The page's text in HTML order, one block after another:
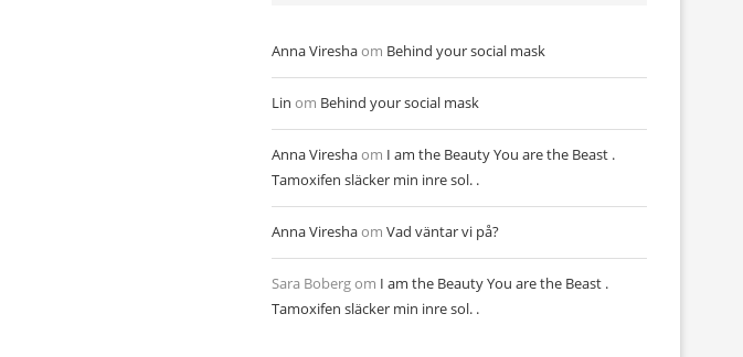
Anna Vireshaom Behind your social mask
Lin om Behind your social mask
Anna Vireshaom I am the Beauty You are the Beast .
Tamoxifen släcker min inre sol. .
Anna Vireshaom Vad väntar vi på?
Sara Bobergom I am the Beauty You are the Beast .
Tamoxifen släcker min inre sol. .